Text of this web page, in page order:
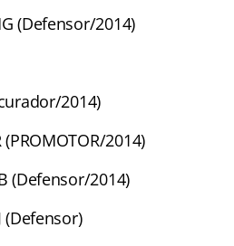
(Defensor/2014)
2014)
2014)
(Defensor/2014)
(Defensor)